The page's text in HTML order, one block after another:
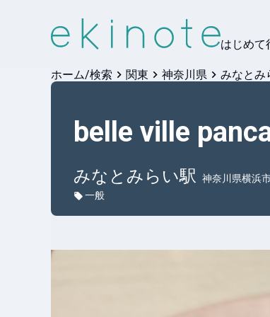
はじめて
ホーム/検索 関東 神奈川県 みなとみ
belle ville
みなとみらい駅
神奈川県横浜
一般